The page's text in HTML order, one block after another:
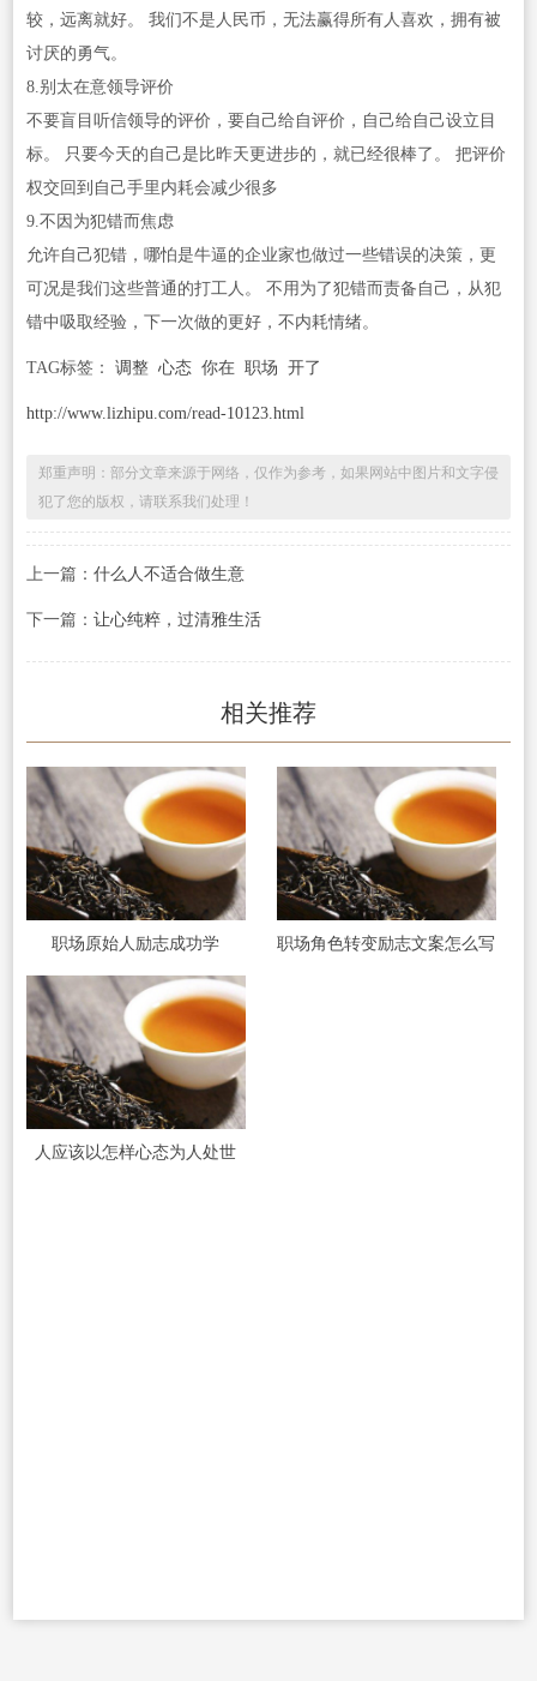
较，远离就好。 我们不是人民币，无法赢得所有人喜欢，拥有被
讨厌的勇气。
8.别太在意领导评价
不要盲目听信领导的评价，要自己给自评价，自己给自己设立目
标。 只要今天的自己是比昨天更进步的，就已经很棒了。 把评价
权交回到自己手里内耗会减少很多
9.不因为犯错而焦虑
允许自己犯错，哪怕是牛逼的企业家也做过一些错误的决策，更
可况是我们这些普通的打工人。 不用为了犯错而责备自己，从犯
错中吸取经验，下一次做的更好，不内耗情绪。
TAG标签： 调整 心态 你在 职场 开了
http://www.lizhipu.com/read-10123.html
郑重声明：部分文章来源于网络，仅作为参考，如果网站中图片和文字侵
犯了您的版权，请联系我们处理！
上一篇： 什么人不适合做生意
下一篇： 让心纯粹，过清雅生活
相关推荐
职场原始人励志成功学 职场角色转变励志文案怎么写
人应该以怎样心态为人处世